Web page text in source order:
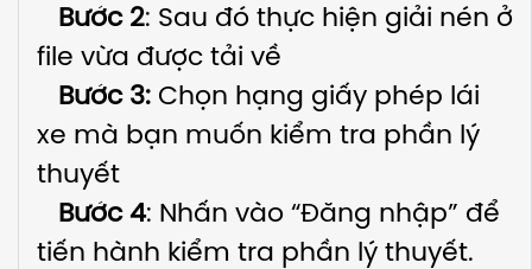
Bước 2: Sau đó thực hiện giải nén ở
file vừa được tải về
Bước 3: Chọn hạng giấy phép lái
xe mà bạn muốn kiểm tra phần lý
thuyết
Bước 4: Nhấn vào “Đăng nhập” để
tiến hành kiểm tra phần lý thuyết.